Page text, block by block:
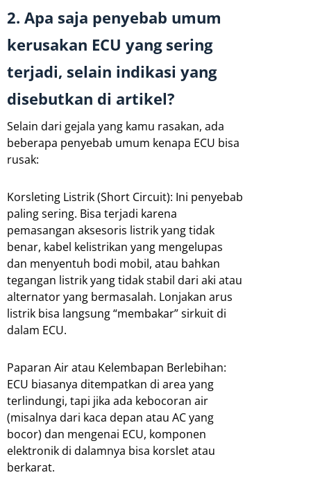
2. Apa saja penyebab umum
kerusakan ECU yang sering
terjadi, selain indikasi yang
disebutkan di artikel?
Selain dari gejala yang kamu rasakan, ada
beberapa penyebab umum kenapa ECU bisa
rusak:
Korsleting Listrik (Short Circuit): Ini penyebab
paling sering. Bisa terjadi karena
pemasangan aksesoris listrik yang tidak
benar, kabel kelistrikan yang mengelupas
dan menyentuh bodi mobil, atau bahkan
tegangan listrik yang tidak stabil dari aki atau
alternator yang bermasalah. Lonjakan arus
listrik bisa langsung “membakar” sirkuit di
dalam ECU.
Paparan Air atau Kelembapan Berlebihan:
ECU biasanya ditempatkan di area yang
terlindungi, tapi jika ada kebocoran air
(misalnya dari kaca depan atau AC yang
bocor) dan mengenai ECU, komponen
elektronik di dalamnya bisa korslet atau
berkarat.